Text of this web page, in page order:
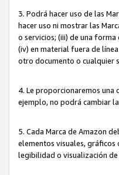
3. Podrá hacer uso de las
hacer uso ni mostrar las
o servicios; (iii) de una
(iv) en material fuera de
otro documento o cualquier
4. Le proporcionaremos una
ejemplo, no podrá cambiar
5. Cada Marca de Amazon
elementos visuales, gráficos
legibilidad o visualización de